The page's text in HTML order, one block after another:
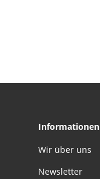
Informationen
Wir über uns
Newsletter